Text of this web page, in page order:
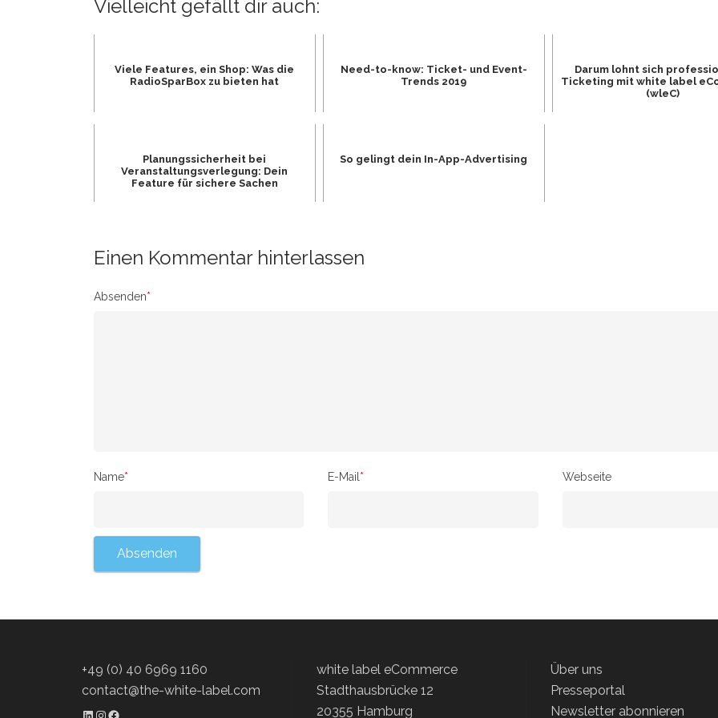
Vielleicht gefällt dir auch:
Viele Features, ein Shop: Was die
RadioSparBox zu bieten hat
Need-to-know: Ticket- und Event-
Trends 2019
Darum lohnt sich
Ticketing mit white label
(wleC)
Planungssicherheit bei
Veranstaltungsverlegung: Dein
Feature für sichere Sachen
So gelingt dein In-App-Advertising
Einen Kommentar hinterlassen
Absenden*
Name* E-Mail * Webseite
+49 (0) 40 6969 1160
contact@the-white-label.com
LinkedIn Profil
Instagram Profil
Facebook Profil
white label eCommerce
Stadthausbrücke 12
20355 Hamburg
Über uns
Presseportal
Newsletter abonnieren